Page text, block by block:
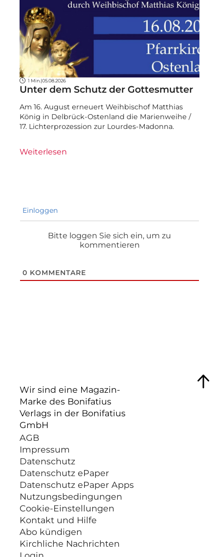
1 Min. |05.08.2026
Unter dem Schutz der Gottesmutter
Am 16. August erneuert Weihbischof Matthias
König in Delbrück-Ostenland die Marienweihe /
17. Lichterprozession zur Lourdes-Madonna.
Weiterlesen
Einloggen
Bitte loggen Sie sich ein, um zu
kommentieren
0 KOMMENTARE
Wir sind eine Magazin-
Marke des Bonifatius
Verlags in der Bonifatius
GmbH
AGB
Impressum
Datenschutz
Datenschutz ePaper
Datenschutz ePaper Apps
Nutzungsbedingungen
Cookie-Einstellungen
Kontakt und Hilfe
Abo kündigen
Kirchliche Nachrichten